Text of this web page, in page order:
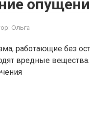
Ольга
работающие без
вредные